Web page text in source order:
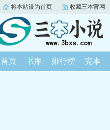
将本站设为首页 收藏三本官网
首页 书库 排行榜 完本